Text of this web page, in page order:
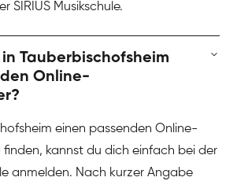
SIRIUS Musikschule.
Tauberbischofsheim
Online-
einen passenden Online-
finden, kannst du dich einfach bei der
anmelden. Nach kurzer Angabe